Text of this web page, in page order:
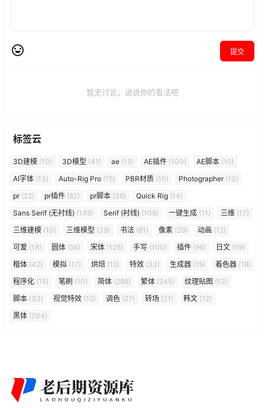
提交
暂无讨论，说说你的看法吧
标签云
3D建模 (10) 3D模型 (41) ae (15) AE插件 (100) AE脚本 (15)
AI字体 (13) Auto-Rig Pro (15) PBR材质 (10) Photographer(10)
pr(22) pr插件 (82) pr脚本 (36) Quick Rig (14)
Sans Serif (无衬线) (145) Serif (衬线) (109) 一键生成 (11) 三维 (17)
三维建模 (10) 三维模型 (39) 书法 (81) 像素 (29) 动画 (12)
可爱 (18) 圆体 (56) 宋体 (125) 手写 (100) 插件 (96) 日文 (59)
楷体 (42) 模拟 (17) 烘焙 (12) 特效 (33) 生成器 (15) 着色器 (18)
程序化 (15) 笔刷 (10) 简体 (288) 繁体 (245) 纹理贴图 (13)
脚本 (33) 视觉特效 (12) 调色 (27) 转场 (21) 韩文 (12)
黑体 (204)